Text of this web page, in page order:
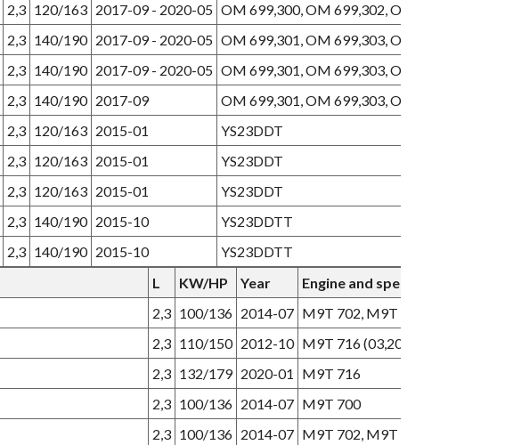
2,3 120/163 2017-09 - 2020-05 OM 699,300, OM 699,302, OM 699,304
2,3 140/190 2017-09 - 2020-05 OM 699,301, OM 699,303, OM 699,305
2,3 140/190 2017-09 - 2020-05 OM 699,301, OM 699,303, OM 699,305
2,3 140/190 2017-09
OM 699,301, OM 699,303, OM 699,305
2,3 120/163 2015-01
YS23DDT
2,3 120/163 2015-01
YS23DDT
2,3 120/163 2015-01
YS23DDT
2,3 140/190 2015-10
YS23DDTT
2,3 140/190 2015-10
YS23DDTT
L KW/HP Year
Engine and specifications
2,3 100/136 2014-07 M9T 702, M9T 716 (03,20-)
2,3 110/150 2012-10 M9T 716 (03,20-), M9T 880
2,3 132/179 2020-01
M9T 716
2,3 100/136 2014-07 M9T 700
2,3 100/136 2014-07 M9T 702, M9T 716 (07,19-),